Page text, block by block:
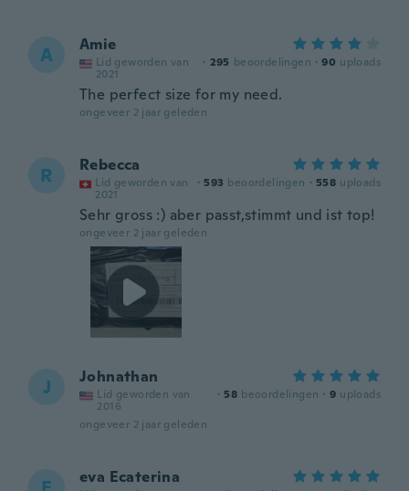
A Amie
Lid geworden van
2021
· 295 beoordelingen · 90 uploads
The perfect size for my need.
ongeveer 2 jaar geleden
R Rebecca
Lid geworden van
2021
· 593 beoordelingen · 558 uploads
Sehr gross :) aber passt,stimmt und ist top!
ongeveer 2 jaar geleden
J Johnathan
Lid geworden van
2016
· 58 beoordelingen · 9 uploads
ongeveer 2 jaar geleden
eva Ecaterina